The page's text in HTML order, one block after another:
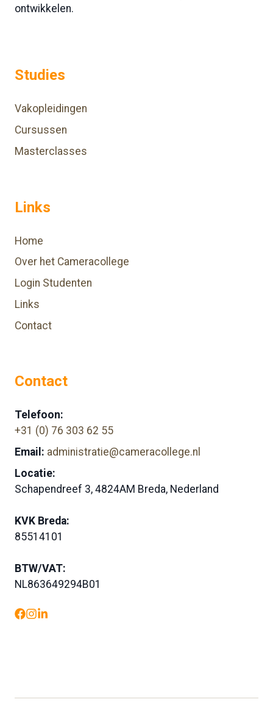
ontwikkelen.
Studies
Vakopleidingen
Cursussen
Masterclasses
Links
Home
Over het Cameracollege
Login Studenten
Links
Contact
Contact
Telefoon:
+31 (0) 76 303 62 55
Email: administratie@cameracollege.nl
Locatie:
Schapendreef 3, 4824AM Breda, Nederland
KVK Breda:
85514101
BTW/VAT:
NL863649294B01